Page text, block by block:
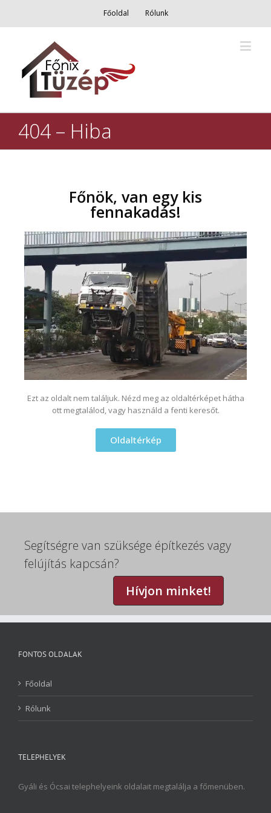
Főoldal Rólunk
404 – Hiba
Főnök, van egy kis
fennakadás!
Ezt az oldalt nem találjuk. Nézd meg az oldaltérképet hátha
ott megtalálod, vagy használd a fenti keresőt.
Oldaltérkép
Segítségre van szüksége építkezés vagy
felújítás kapcsán?
Hívjon minket!
FONTOS OLDALAK
Főoldal
Rólunk
TELEPHELYEK
Gyáli és Ócsai telephelyeink oldalait megtalálja a főmenüben.